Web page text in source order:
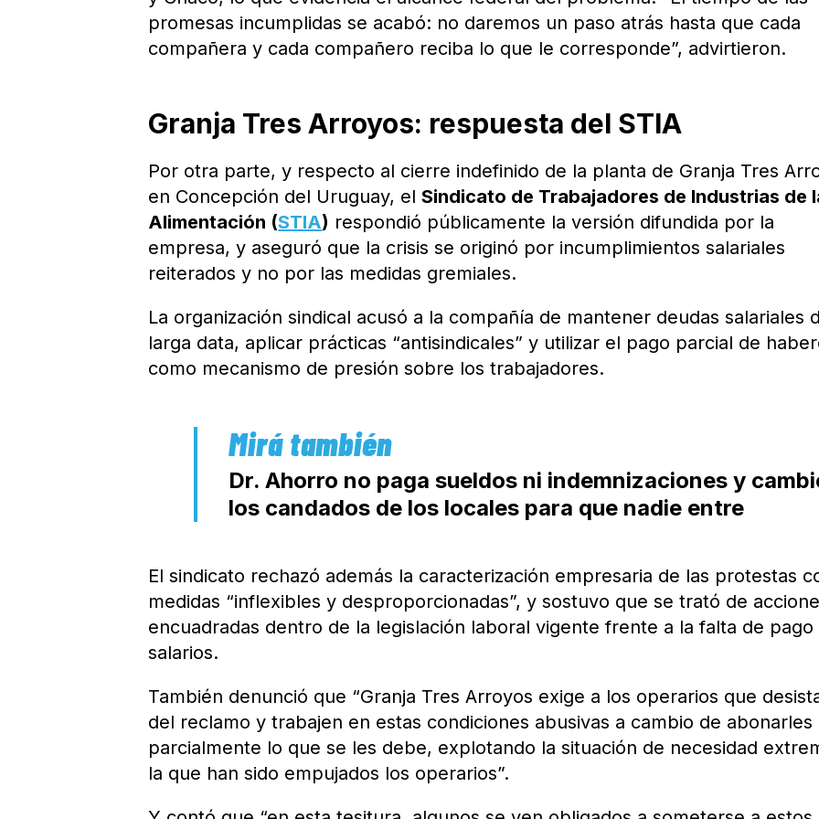
promesas incumplidas se acabó: no daremos un paso atrás hasta que cada
compañera y cada compañero reciba lo que le corresponde”, advirtieron.
Granja Tres Arroyos: respuesta del STIA
Por otra parte, y respecto al cierre indefinido de la planta de Granja Tres
en Concepción del Uruguay, elSindicato de Trabajadores de Industrias de
Alimentación (STIA) respondió públicamente la versión difundida por la
empresa, y aseguró que la crisis se originó por incumplimientos salariales
reiterados y no por las medidas gremiales.
La organización sindical acusó a la compañía de mantener deudas salariales
larga data, aplicar prácticas “antisindicales” y utilizar el pago parcial de
como mecanismo de presión sobre los trabajadores.
Dr. Ahorro no paga sueldos ni indemnizaciones y
los candados de los locales para que nadie entre
El sindicato rechazó además la caracterización empresaria de las protestas
medidas “inflexibles y desproporcionadas”, y sostuvo que se trató de
encuadradas dentro de la legislación laboral vigente frente a la falta de pago
salarios.
También denunció que “Granja Tres Arroyos exige a los operarios que
del reclamo y trabajen en estas condiciones abusivas a cambio de abonarles
parcialmente lo que se les debe, explotando la situación de necesidad
la que han sido empujados los operarios”.